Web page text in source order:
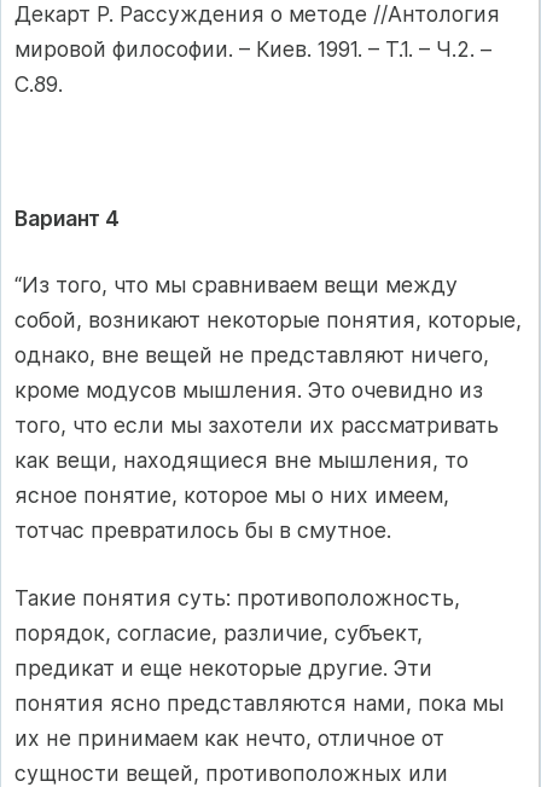
Декарт Р. Рассуждения о методе //Антология
мировой философии. – Киев. 1991. – Т.1. – Ч.2. –
С.89.
Вариант 4
“Из того, что мы сравниваем вещи между
собой, возникают некоторые понятия, которые,
однако, вне вещей не представляют ничего,
кроме модусов мышления. Это очевидно из
того, что если мы захотели их рассматривать
как вещи, находящиеся вне мышления, то
ясное понятие, которое мы о них имеем,
тотчас превратилось бы в смутное.
Такие понятия суть: противоположность,
порядок, согласие, различие, субъект,
предикат и еще некоторые другие. Эти
понятия ясно представляются нами, пока мы
их не принимаем как нечто, отличное от
сущности вещей, противоположных или